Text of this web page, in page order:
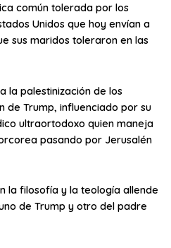
común tolerada por los
Unidos que hoy envían a
sus maridos toleraron en las
la palestinización de los
de Trump, influenciado por su
ultraortodoxo quien maneja
pasando por Jerusalén
la filosofía y la teología allende
de Trump y otro del padre